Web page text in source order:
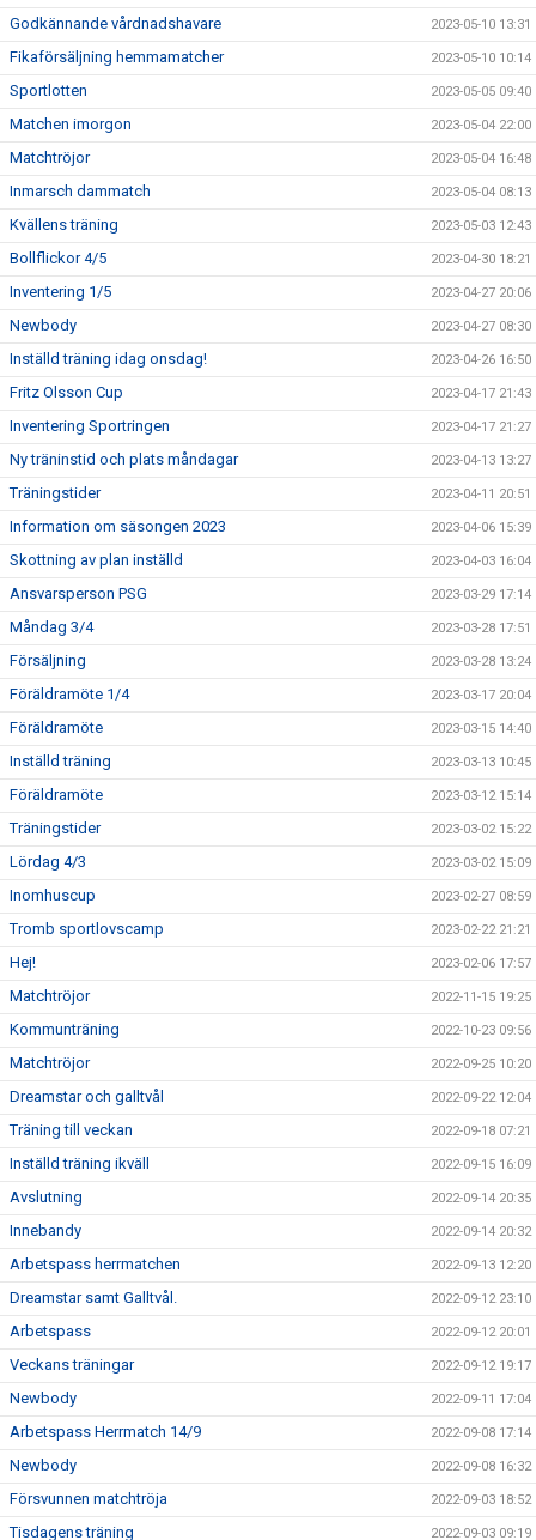
Godkännande vårdnadshavare 2023-05-10 13:31
Fikaförsäljning hemmamatcher 2023-05-10 10:14
Sportlotten 2023-05-05 09:40
Matchen imorgon 2023-05-04 22:00
Matchtröjor 2023-05-04 16:48
Inmarsch dammatch 2023-05-04 08:13
Kvällens träning 2023-05-03 12:43
Bollflickor 4/5 2023-04-30 18:21
Inventering 1/5 2023-04-27 20:06
Newbody 2023-04-27 08:30
Inställd träning idag onsdag! 2023-04-26 16:50
Fritz Olsson Cup 2023-04-17 21:43
Inventering Sportringen 2023-04-17 21:27
Ny träninstid och plats måndagar 2023-04-13 13:27
Träningstider 2023-04-11 20:51
Information om säsongen 2023 2023-04-06 15:39
Skottning av plan inställd 2023-04-03 16:04
Ansvarsperson PSG 2023-03-29 17:14
Måndag 3/4 2023-03-28 17:51
Försäljning 2023-03-28 13:24
Föräldramöte 1/4 2023-03-17 20:04
Föräldramöte 2023-03-15 14:40
Inställd träning 2023-03-13 10:45
Föräldramöte 2023-03-12 15:14
Träningstider 2023-03-02 15:22
Lördag 4/3 2023-03-02 15:09
Inomhuscup 2023-02-27 08:59
Tromb sportlovscamp 2023-02-22 21:21
Hej! 2023-02-06 17:57
Matchtröjor 2022-11-15 19:25
Kommunträning 2022-10-23 09:56
Matchtröjor 2022-09-25 10:20
Dreamstar och galltvål 2022-09-22 12:04
Träning till veckan 2022-09-18 07:21
Inställd träning ikväll 2022-09-15 16:09
Avslutning 2022-09-14 20:35
Innebandy 2022-09-14 20:32
Arbetspass herrmatchen 2022-09-13 12:20
Dreamstar samt Galltvål. 2022-09-12 23:10
Arbetspass 2022-09-12 20:01
Veckans träningar 2022-09-12 19:17
Newbody 2022-09-11 17:04
Arbetspass Herrmatch 14/9 2022-09-08 17:14
Newbody 2022-09-08 16:32
Försvunnen matchtröja 2022-09-03 18:52
Tisdagens träning 2022-09-03 09:19